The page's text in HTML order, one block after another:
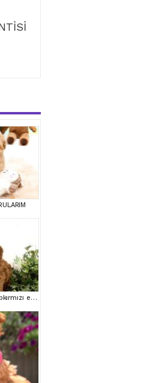
Mini boy puppy kıpkırmızı ev üretimi TOOY POODLE